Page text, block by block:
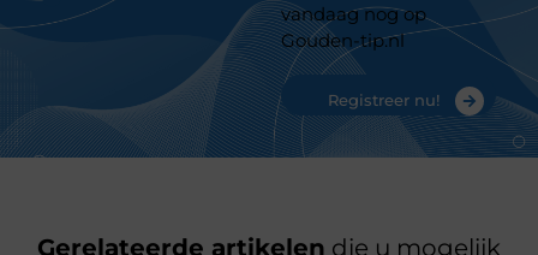
vandaag nog op
Gouden-tip.nl
Registreer nu!
Gerelateerde artikelen die u mogelijk